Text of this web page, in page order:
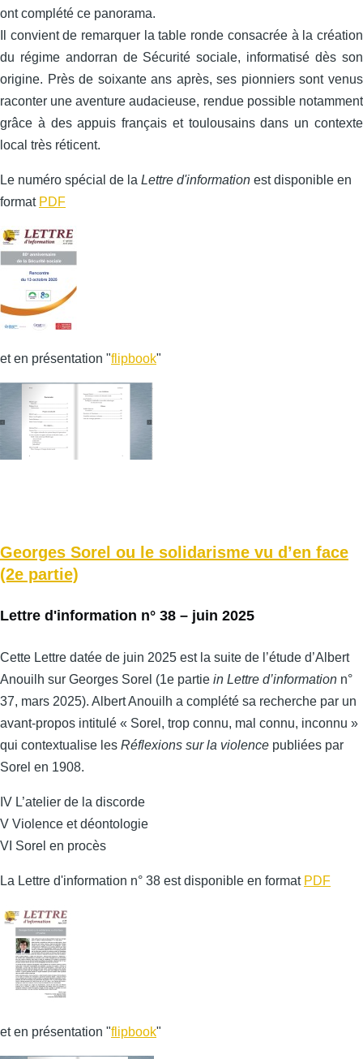
ont complété ce panorama.
Il convient de remarquer la table ronde consacrée à la création
du régime andorran de Sécurité sociale, informatisé dès son
origine. Près de soixante ans après, ses pionniers sont venus
raconter une aventure audacieuse, rendue possible notamment
grâce à des appuis français et toulousains dans un contexte
local très réticent.
Le numéro spécial de la Lettre d'information est disponible en
format PDF
et en présentation "flipbook"
Georges Sorel ou le solidarisme vu d’en face
(2e partie)
Lettre d'information n° 38 – juin 2025
Cette Lettre datée de juin 2025 est la suite de l’étude d’Albert
Anouilh sur Georges Sorel (1e partie in Lettre d’information n°
37, mars 2025). Albert Anouilh a complété sa recherche par un
avant-propos intitulé « Sorel, trop connu, mal connu, inconnu »
qui contextualise les Réflexions sur la violence publiées par
Sorel en 1908.
IV L’atelier de la discorde
V Violence et déontologie
VI Sorel en procès
La Lettre d'information n° 38 est disponible en format PDF
et en présentation "flipbook"